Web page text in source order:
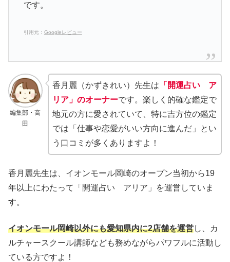
です。
引用元： Googleレビュー
編集部・高
田
香月麗（かずきれい）先生は 「開運占い ア
リア」のオーナーです。楽しく的確な鑑定で
地元の方に愛されていて、特に吉方位の鑑定
では「仕事や恋愛がいい方向に進んだ」とい
う口コミが多くありますよ！
香月麗先生は、イオンモール岡崎のオープン当初から19
年以上にわたって「開運占い アリア」を運営していま
す。
イオンモール岡崎以外にも愛知県内に2店舗を運営し、カ
ルチャースクール講師なども務めながらパワフルに活動し
ている方ですよ！